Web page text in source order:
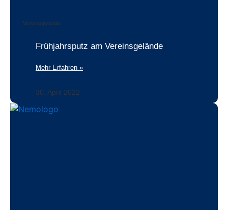
Vereinsgelände
Frühjahrsputz am Vereinsgelände
Mehr Erfahren »
30. April 2022